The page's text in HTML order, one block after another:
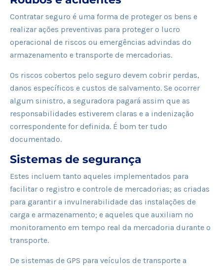
Contratar seguro é uma forma de proteger os bens e
realizar ações preventivas para proteger o lucro
operacional de riscos ou emergências advindas do
armazenamento e transporte de mercadorias.
Os riscos cobertos pelo seguro devem cobrir perdas,
danos específicos e custos de salvamento. Se ocorrer
algum sinistro, a seguradora pagará assim que as
responsabilidades estiverem claras e a indenização
correspondente for definida. É bom ter tudo
documentado.
Sistemas de segurança
Estes incluem tanto aqueles implementados para
facilitar o registro e controle de mercadorias; as criadas
para garantir a invulnerabilidade das instalações de
carga e armazenamento; e aqueles que auxiliam no
monitoramento em tempo real da mercadoria durante o
transporte.
De sistemas de GPS para veículos de transporte a